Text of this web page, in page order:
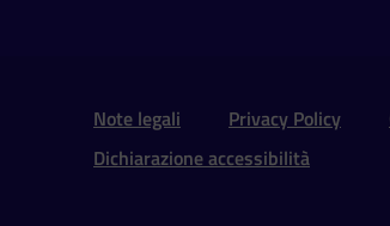
Sezione Link
Note legali Privacy Policy
Dichiarazione accessibilità